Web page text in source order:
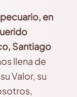
en
Santiago
llena de
Valor, su